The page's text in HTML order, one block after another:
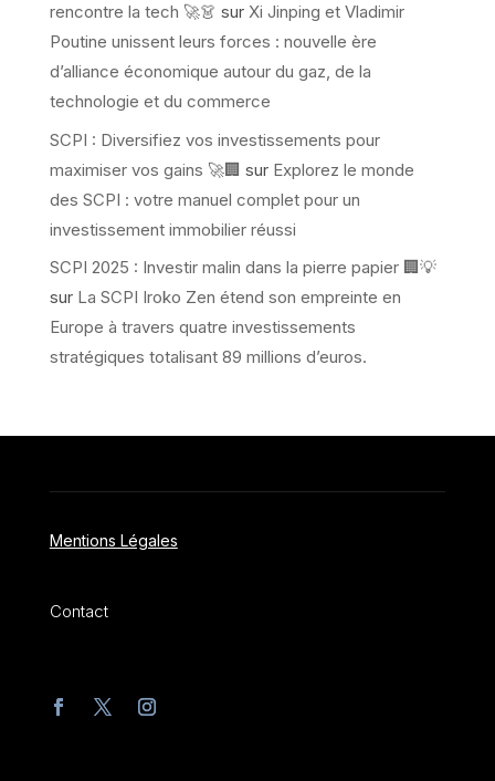
rencontre la tech 🚀👗 sur Xi Jinping et Vladimir
Poutine unissent leurs forces : nouvelle ère
d’alliance économique autour du gaz, de la
technologie et du commerce
SCPI : Diversifiez vos investissements pour
maximiser vos gains 🚀🏢 sur Explorez le monde
des SCPI : votre manuel complet pour un
investissement immobilier réussi
SCPI 2025 : Investir malin dans la pierre papier 🏢💡
sur La SCPI Iroko Zen étend son empreinte en
Europe à travers quatre investissements
stratégiques totalisant 89 millions d’euros.
Mentions Légales
Contact